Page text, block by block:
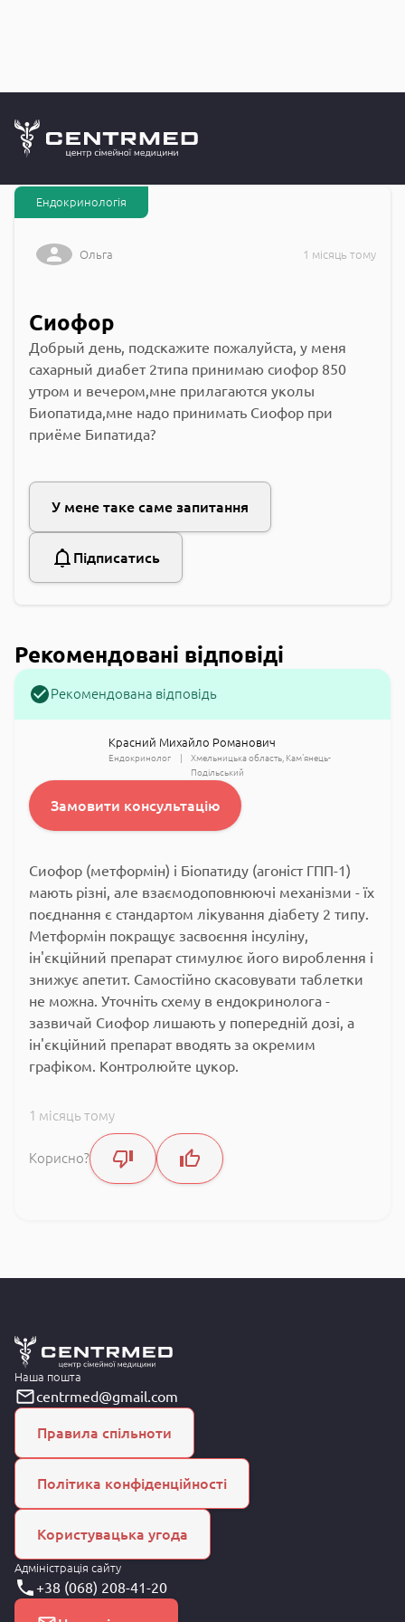
CENTRMED: Задай питання лікарю онлайн
Ендокринологія
Ольга 1 місяць тому
Сиофор
Добрый день, подскажите пожалуйста, у меня
сахарный диабет 2типа принимаю сиофор 850
утром и вечером,мне прилагаются уколы
Биопатида,мне надо принимать Сиофор при
приёме Бипатида?
У мене таке саме запитання
Підписатись
Рекомендовані відповіді
Рекомендована відповідь
Красний Михайло Романович
Ендокринолог Хмельницька область Кам'янець-
Подільський
Замовити консультацію
Сиофор (метформін) і Біопатиду (агоніст ГПП-1)
мають різні, але взаємодоповнюючі механізми - їх
поєднання є стандартом лікування діабету 2 типу.
Метформін покращує засвоєння інсуліну,
ін'єкційний препарат стимулює його вироблення і
знижує апетит. Самостійно скасовувати таблетки
не можна. Уточніть схему в ендокринолога -
зазвичай Сиофор лишають у попередній дозі, а
ін'єкційний препарат вводять за окремим
графіком. Контролюйте цукор.
1 місяць тому
Корисно?
Наша пошта
centrmed@gmail.com
Правила спільноти
Політика конфіденційності
Користувацька угода
Адміністрація сайту
+38 (068) 208-41-20